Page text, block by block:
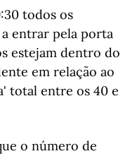
todos os
entrar pela porta
estejam dentro do
em relação ao
total entre os 40 e
o número de